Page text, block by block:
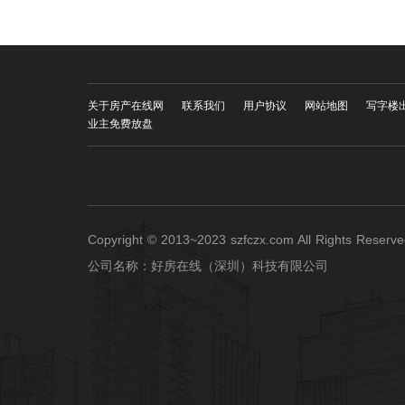
关于房产在线网 联系我们 用户协议 网站地图
写字楼
业主免费放盘
Copyright © 2013~2023 szfczx.com All Rights
公司名称：好房在线（深圳）科技有限公司